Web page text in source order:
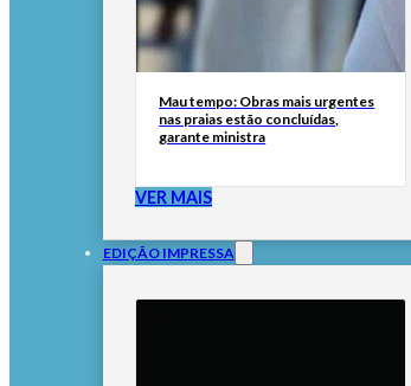
Mau tempo: Obras mais urgentes
nas praias estão concluídas,
garante ministra
VER MAIS
EDIÇÃO IMPRESSA